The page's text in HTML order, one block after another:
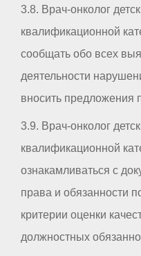
3.8. Врач-онколог
квалификационной
сообщать обо всех
деятельности
вносить предложения
3.9. Врач-онколог
квалификационной
ознакамливаться с
права и обязанности
критерии оценки
должностных